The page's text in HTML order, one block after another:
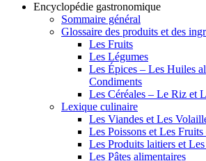
Encyclopédie gastronomique
Sommaire général
Glossaire des produits et des
Les Fruits
Les Légumes
Les Épices – Les Huiles
Condiments
Les Céréales – Le Riz et
Lexique culinaire
Les Viandes et Les
Les Poissons et Les Fruits
Les Produits laitiers et
Les Pâtes alimentaires